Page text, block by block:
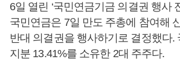
6일 열린 ‘국민연금기금 의결권 행사
국민연금은 7일 만도 주총에 참여해
반대 의결권을 행사하기로 결정했다.
지분 13.41%를 소유한 2대 주주다.